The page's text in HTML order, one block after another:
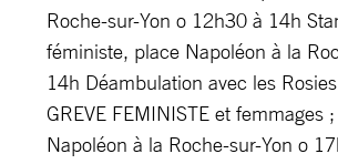
Roche-sur-Yon o 12h30 à 14h
féministe, place Napoléon à la
14h Déambulation avec les
GREVE FEMINISTE et femmages
Napoléon à la Roche-sur-Yon o